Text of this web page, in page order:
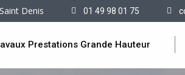
Denis 01 49 98 01 75
Prestations Grande Hauteur